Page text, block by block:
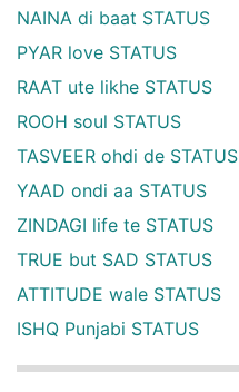
NAINA di baat STATUS
PYAR love STATUS
RAAT ute likhe STATUS
ROOH soul STATUS
TASVEER ohdi de STATUS
YAAD ondi aa STATUS
ZINDAGI life te STATUS
TRUE but SAD STATUS
ATTITUDE wale STATUS
ISHQ Punjabi STATUS